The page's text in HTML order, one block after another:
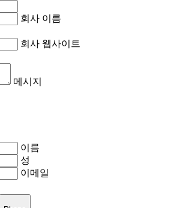
회사 이름
회사 웹사이트
메시지
이름
성
이메일